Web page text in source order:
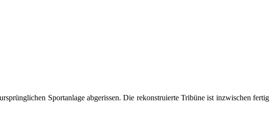
Sportanlage abgerissen. Die rekonstruierte Tribüne ist inzwischen fertig